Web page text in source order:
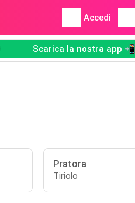
Accedi
Scarica la nostra app 📲
Pratora
Tiriolo